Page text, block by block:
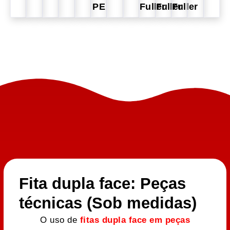
PE
FullerFullerFuller
Fita dupla face: Peças
técnicas (Sob medidas)
O uso de fitas dupla face em peças